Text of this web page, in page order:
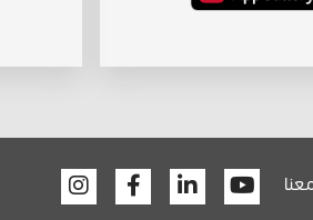
Youtube
Linkedin
Facebook